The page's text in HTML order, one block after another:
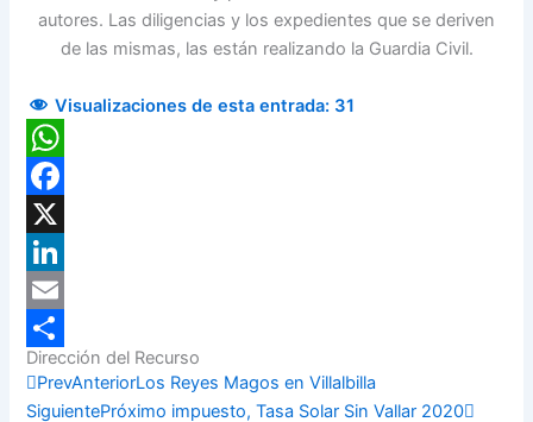
autores. Las diligencias y los expedientes que se deriven
de las mismas, las están realizando la Guardia Civil.
Visualizaciones de esta entrada: 31
WhatsApp
Facebook
X
LinkedIn
Email
Compartir
Dirección del Recurso
PrevAnteriorLos Reyes Magos en Villalbilla
SiguientePróximo impuesto, Tasa Solar Sin Vallar 2020